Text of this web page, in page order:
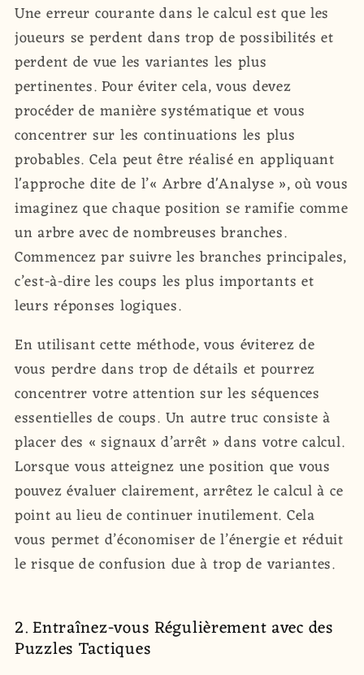
Une erreur courante dans le calcul est que les
joueurs se perdent dans trop de possibilités et
perdent de vue les variantes les plus
pertinentes. Pour éviter cela, vous devez
procéder de manière systématique et vous
concentrer sur les continuations les plus
probables. Cela peut être réalisé en appliquant
l'approche dite de l’« Arbre d'Analyse », où vous
imaginez que chaque position se ramifie comme
un arbre avec de nombreuses branches.
Commencez par suivre les branches principales,
c’est-à-dire les coups les plus importants et
leurs réponses logiques.
En utilisant cette méthode, vous éviterez de
vous perdre dans trop de détails et pourrez
concentrer votre attention sur les séquences
essentielles de coups. Un autre truc consiste à
placer des « signaux d’arrêt » dans votre calcul.
Lorsque vous atteignez une position que vous
pouvez évaluer clairement, arrêtez le calcul à ce
point au lieu de continuer inutilement. Cela
vous permet d’économiser de l’énergie et réduit
le risque de confusion due à trop de variantes.
2. Entraînez-vous Régulièrement avec des
Puzzles Tactiques